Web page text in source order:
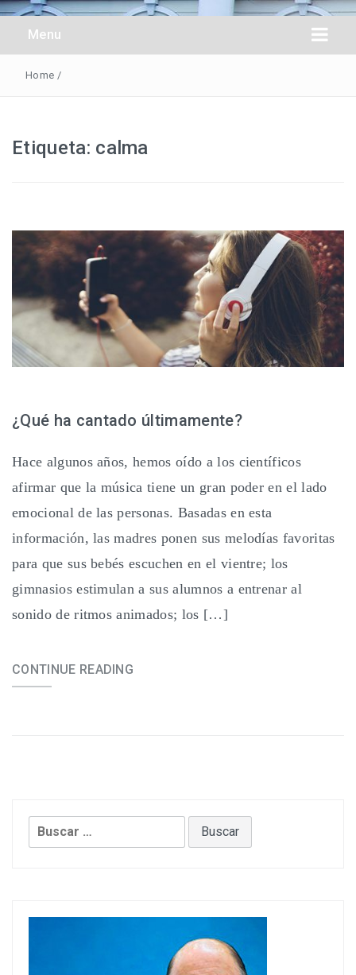
Obreros Universal
Menu
Home /
Etiqueta: calma
¿Qué ha cantado últimamente?
Hace algunos años, hemos oído a los científicos
afirmar que la música tiene un gran poder en el lado
emocional de las personas. Basadas en esta
información, las madres ponen sus melodías favoritas
para que sus bebés escuchen en el vientre; los
gimnasios estimulan a sus alumnos a entrenar al
sonido de ritmos animados; los […]
CONTINUE READING
Buscar: